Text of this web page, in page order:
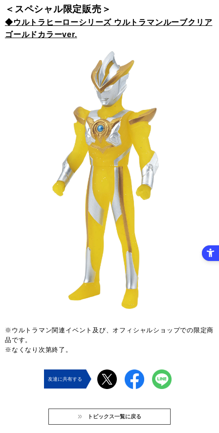
＜スペシャル限定販売＞
◆ウルトラヒーローシリーズ ウルトラマンルーブクリア
ゴールドカラーver.
※ウルトラマン関連イベント及び、オフィシャルショップでの限定商
品です。
※なくなり次第終了。
友達に共有する
トピックス一覧に戻る